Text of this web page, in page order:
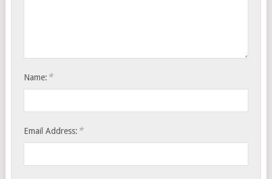
Name: *
Email Address: *